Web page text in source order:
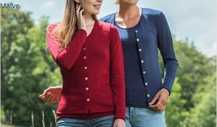
Malve